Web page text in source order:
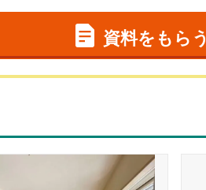
資料をもらう